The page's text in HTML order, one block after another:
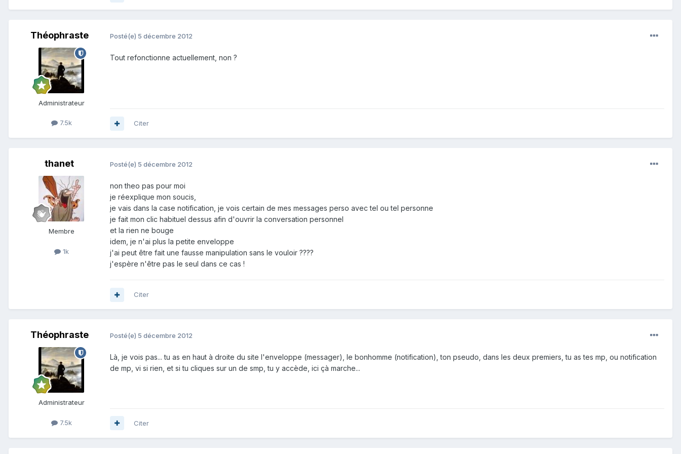
Théophraste
Administrateur
7.5k
Posté(e) 5 décembre 2012
Tout refonctionne actuellement, non ?
Citer
thanet
Membre
1k
Posté(e) 5 décembre 2012
non theo pas pour moi
je réexplique mon soucis,
je vais dans la case notification, je vois certain de mes messages perso avec tel ou tel personne
je fait mon clic habituel dessus afin d'ouvrir la conversation personnel
et la rien ne bouge
idem, je n'ai plus la petite enveloppe
j'ai peut être fait une fausse manipulation sans le vouloir ????
j'espère n'être pas le seul dans ce cas !
Citer
Théophraste
Administrateur
7.5k
Posté(e) 5 décembre 2012
Là, je vois pas... tu as en haut à droite du site l'enveloppe (messager), le bonhomme (notification), ton pseudo, dans les deux premiers, tu as tes mp, ou notification
de mp, vi si rien, et si tu cliques sur un de smp, tu y accède, ici çà marche...
Citer